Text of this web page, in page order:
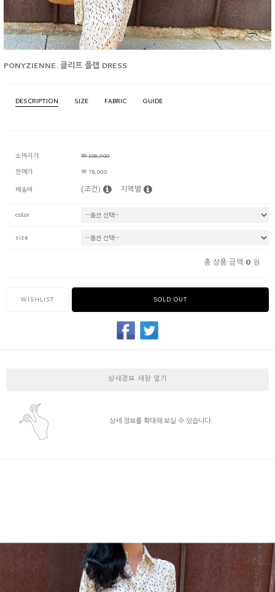
PONYZIENNE. 클리프 플랩 DRESS
DESCRIPTION SIZE FABRIC GUIDE
소비자가
￦ 108,000
판매가
￦ 78,000
배송비
(조건) 지역별
color
size
총 상품 금액 0 원
WISHLIST SOLD OUT
상세정보 새창 열기
상세 정보를 확대해 보실 수 있습니다.